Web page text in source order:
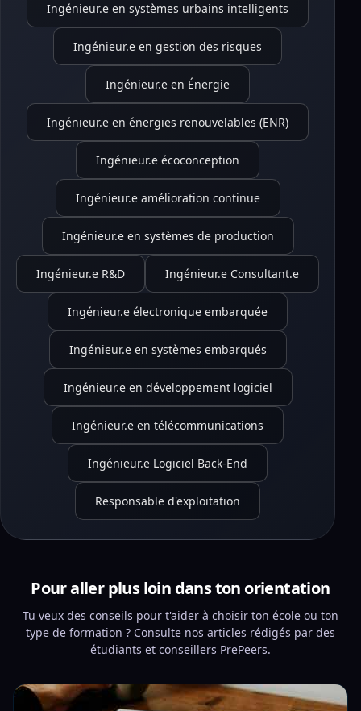
Ingénieur.e en systèmes urbains intelligents
Ingénieur.e en gestion des risques
Ingénieur.e en Énergie
Ingénieur.e en énergies renouvelables (ENR)
Ingénieur.e écoconception
Ingénieur.e amélioration continue
Ingénieur.e en systèmes de production
Ingénieur.e R&D Ingénieur.e Consultant.e
Ingénieur.e électronique embarquée
Ingénieur.e en systèmes embarqués
Ingénieur.e en développement logiciel
Ingénieur.e en télécommunications
Ingénieur.e Logiciel Back-End
Responsable d'exploitation
Pour aller plus loin dans ton orientation
Tu veux des conseils pour t'aider à choisir ton école ou ton
type de formation ? Consulte nos articles rédigés par des
étudiants et conseillers PrePeers.